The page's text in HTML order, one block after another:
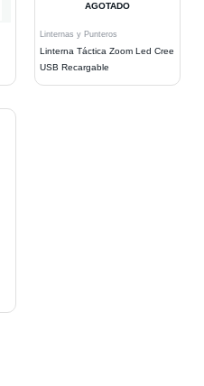
AGOTADO
Linternas y Punteros
Linterna Táctica Zoom Led Cree
USB Recargable